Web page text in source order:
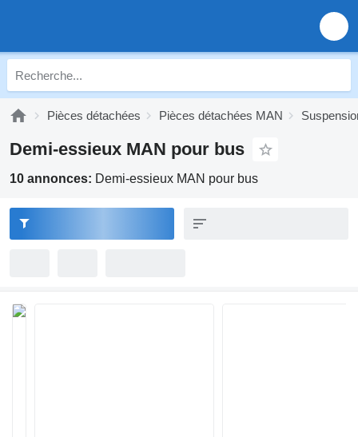
Pièces détachées Pièces détachées MAN
Demi-essieux MAN pour bus
10 annonces: Demi-essieux MAN pour bus